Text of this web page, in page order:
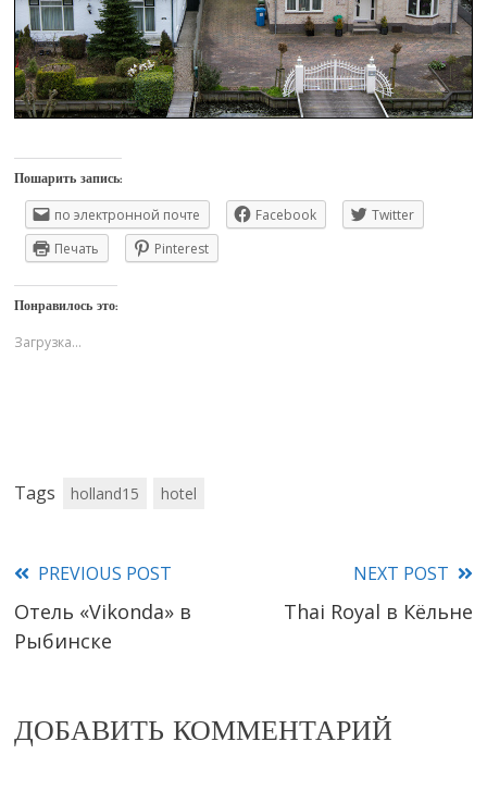
Пошарить запись:
по электронной почте Facebook
Twitter
Печать
Pinterest
Понравилось это:
Загрузка...
Tags holland15 hotel
Read
more
PREVIOUS POST
Отель «Vikonda» в
Рыбинске
NEXT POST
Thai Royal в Кёльне
ДОБАВИТЬ КОММЕНТАРИЙ